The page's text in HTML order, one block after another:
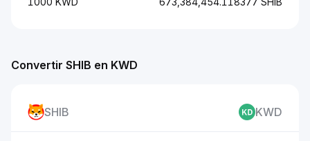
Convertir SHIB en KWD
SHIB KWD